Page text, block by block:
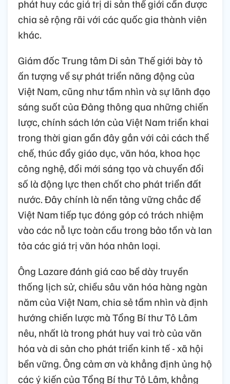
phát huy các giá trị di sản thế giới cần được
chia sẻ rộng rãi với các quốc gia thành viên
khác.
Giám đốc Trung tâm Di sản Thế giới bày tỏ
ấn tượng về sự phát triển năng động của
Việt Nam, cũng như tầm nhìn và sự lãnh đạo
sáng suốt của Đảng thông qua những chiến
lược, chính sách lớn của Việt Nam triển khai
trong thời gian gần đây gắn với cải cách thể
chế, thúc đẩy giáo dục, văn hóa, khoa học
công nghệ, đổi mới sáng tạo và chuyển đổi
số là động lực then chốt cho phát triển đất
nước. Đây chính là nền tảng vững chắc để
Việt Nam tiếp tục đóng góp có trách nhiệm
vào các nỗ lực toàn cầu trong bảo tồn và lan
tỏa các giá trị văn hóa nhân loại.
Ông Lazare đánh giá cao bề dày truyền
thống lịch sử, chiều sâu văn hóa hàng ngàn
năm của Việt Nam, chia sẻ tầm nhìn và định
hướng chiến lược mà Tổng Bí thư Tô Lâm
nêu, nhất là trong phát huy vai trò của văn
hóa và di sản cho phát triển kinh tế - xã hội
bền vững. Ông cảm ơn và khẳng định ủng hộ
các ý kiến của Tổng Bí thư Tô Lâm, khẳng